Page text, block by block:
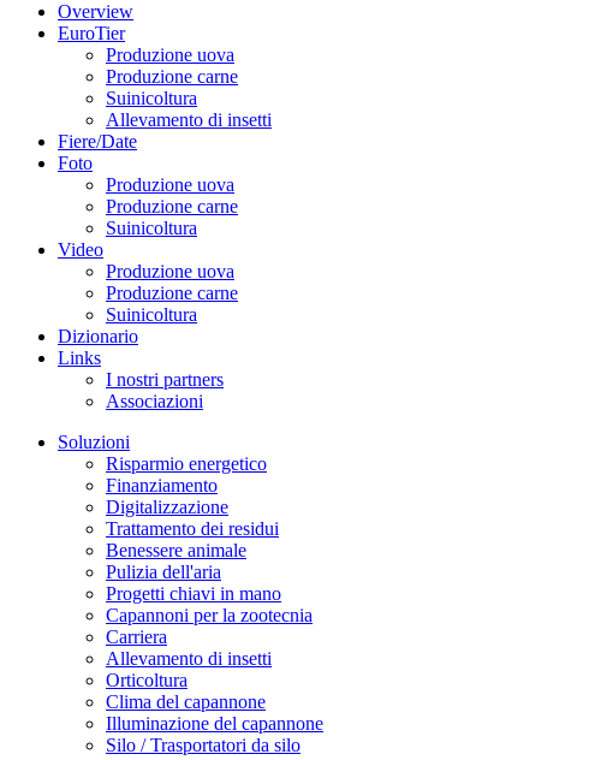
Overview
EuroTier
Produzione uova
Produzione carne
Suinicoltura
Allevamento di insetti
Fiere/Date
Foto
Produzione uova
Produzione carne
Suinicoltura
Video
Produzione uova
Produzione carne
Suinicoltura
Dizionario
Links
I nostri partners
Associazioni
Soluzioni
Risparmio energetico
Finanziamento
Digitalizzazione
Trattamento dei residui
Benessere animale
Pulizia dell'aria
Progetti chiavi in mano
Capannoni per la zootecnia
Carriera
Allevamento di insetti
Orticoltura
Clima del capannone
Illuminazione del capannone
Silo / Trasportatori da silo